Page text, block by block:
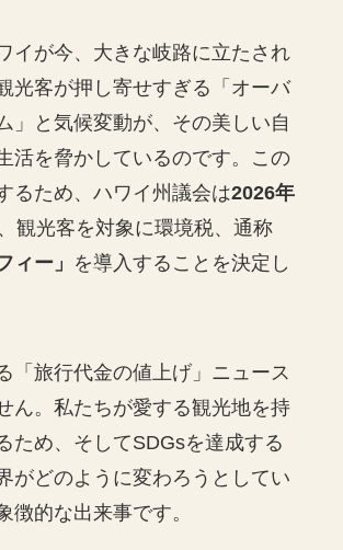
イが今、大きな岐路に立たされ
光客が押し寄せすぎる「オーバ
」と気候変動が、その美しい自
活を脅かしているのです。この
るため、ハワイ州議会は2026年
観光客を対象に環境税、通称
ィー」 を導入することを決定し
「旅行代金の値上げ」ニュース
ん。私たちが愛する観光地を持
ため、そしてSDGsを達成する
がどのように変わろうとしてい
徴的な出来事です。